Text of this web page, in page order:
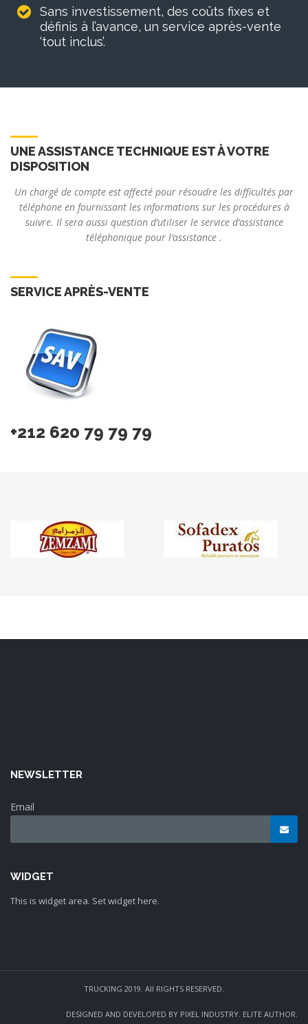
Sans investissement, des coûts fixes et
définis à l’avance, un service après-vente
‘tout inclus’.
UNE ASSISTANCE TECHNIQUE EST À VOTRE
DISPOSITION
Un chargé de compte est affecté pour résoudre les difficultés par
téléphone en fournissant les informations sur les procédures à
suivre. Il sera aussi question d’utiliser le service d’assistance
téléphonique pour l’assistance .
SERVICE APRÈS-VENTE
+212 620 79 79 79
NEWSLETTER
Email
WIDGET
This is widget area. Set widget here.
TRUCKING 2019. All RIGHTS RESERVED.
DESIGNED AND DEVELOPED BY PIXEL INDUSTRY. ELITE AUTHOR.